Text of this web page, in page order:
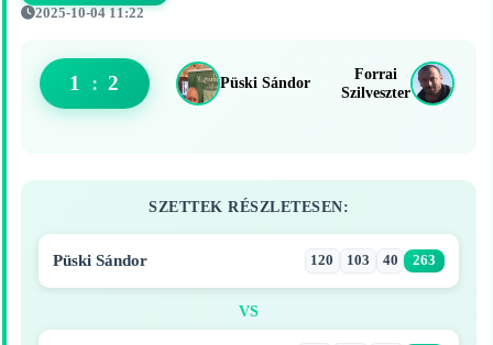
2025-10-04 11:22
Püski Sándor
1 : 2
Forrai
Szilveszter
SZETTEK RÉSZLETESEN:
Püski Sándor 120 103 40 263
VS